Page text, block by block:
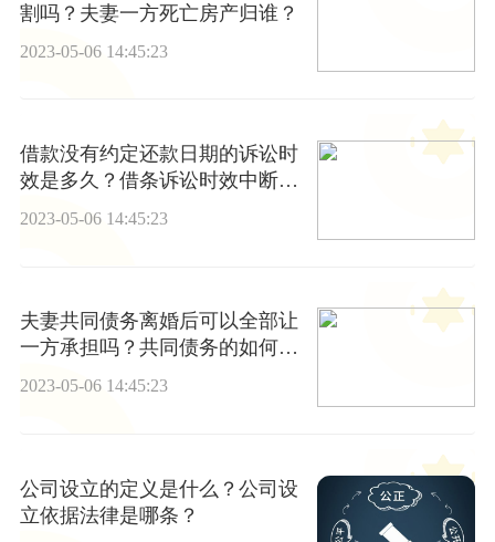
割吗？夫妻一方死亡房产归谁？
2023-05-06 14:45:23
借款没有约定还款日期的诉讼时
效是多久？借条诉讼时效中断的
条件是什么？
2023-05-06 14:45:23
夫妻共同债务离婚后可以全部让
一方承担吗？共同债务的如何偿
还？
2023-05-06 14:45:23
公司设立的定义是什么？公司设
立依据法律是哪条？